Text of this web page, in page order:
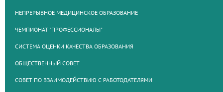
НЕПРЕРЫВНОЕ МЕДИЦИНСКОЕ ОБРАЗОВАНИЕ
ЧЕМПИОНАТ "ПРОФЕССИОНАЛЫ"
СИСТЕМА ОЦЕНКИ КАЧЕСТВА ОБРАЗОВАНИЯ
ОБЩЕСТВЕННЫЙ СОВЕТ
СОВЕТ ПО ВЗАИМОДЕЙСТВИЮ С РАБОТОДАТЕЛЯМИ